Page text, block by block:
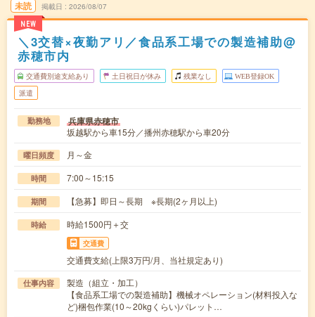
未読
NEW
掲載日 2026/08/07
＼3交替×夜勤アリ／食品系工場での製造補助@
赤穂市内
交通費別途支給あり 土日祝日が休み 残業なし WEB登録OK
派遣
勤務地 兵庫県赤穂市
坂越駅から車15分／播州赤穂駅から車20分
曜日頻度 月～金
時間 7:00～15:15
期間 【急募】即日～長期 ※長期(2ヶ月以上)
時給 時給1500円＋交
交通費
交通費支給(上限3万円/月、当社規定あり)
仕事内容
製造（組立・加工）
【食品系工場での製造補助】機械オペレーション(材料投入な
ど)梱包作業(10～20kgくらい)パレット…